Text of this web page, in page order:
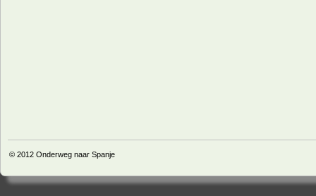
© 2012 Onderweg naar Spanje